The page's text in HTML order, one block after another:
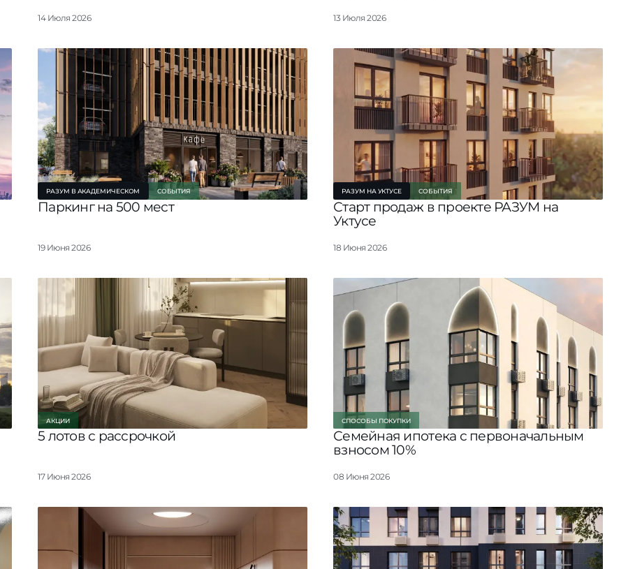
14 Июля 2026 13 Июля 2026
РАЗУМ В АКАДЕМИЧЕСКОМ СОБЫТИЯ
Паркинг на 500 мест
19 Июня 2026
РАЗУМ НА УКТУСЕ СОБЫТИЯ
Старт продаж в проекте РАЗУМ на
Уктусе
18 Июня 2026
АКЦИИ
5 лотов с рассрочкой
17 Июня 2026
СПОСОБЫ ПОКУПКИ
Семейная ипотека с первоначальным
взносом 10%
08 Июня 2026